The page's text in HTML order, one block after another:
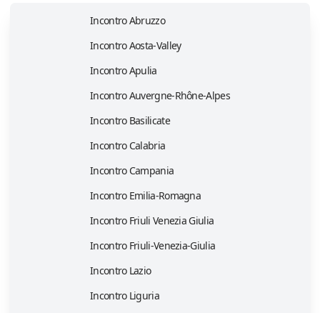
Incontro Abruzzo
Incontro Aosta-Valley
Incontro Apulia
Incontro Auvergne-Rhône-Alpes
Incontro Basilicate
Incontro Calabria
Incontro Campania
Incontro Emilia-Romagna
Incontro Friuli Venezia Giulia
Incontro Friuli-Venezia-Giulia
Incontro Lazio
Incontro Liguria